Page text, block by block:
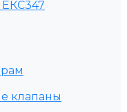
клапаны